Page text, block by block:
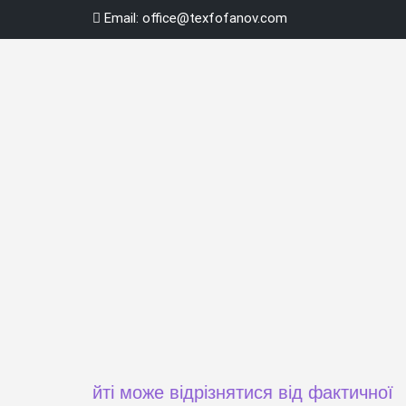
Email: office@texfofanov.com
сайті може відрізнятися від фактичної ціни